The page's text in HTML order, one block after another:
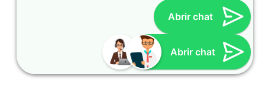
Abrir chat
Cynthia
Atención al cliente